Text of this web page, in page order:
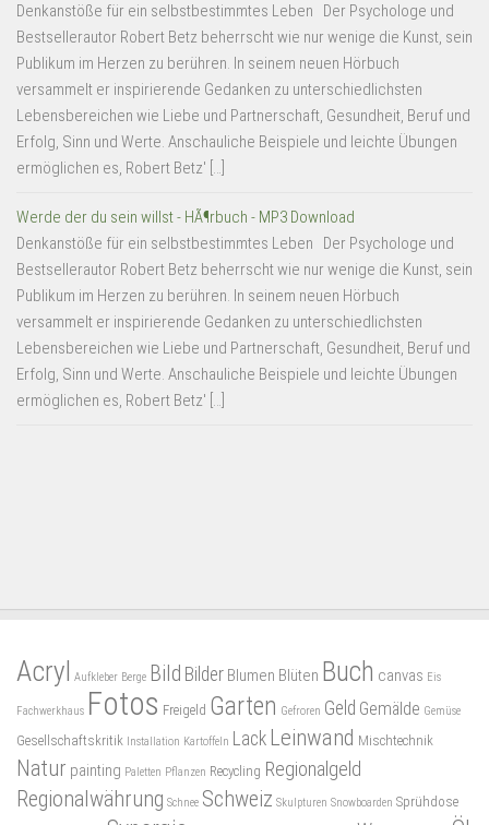
Denkanstöße für ein selbstbestimmtes Leben Der Psychologe und
Bestsellerautor Robert Betz beherrscht wie nur wenige die Kunst, sein
Publikum im Herzen zu berühren. In seinem neuen Hörbuch
versammelt er inspirierende Gedanken zu unterschiedlichsten
Lebensbereichen wie Liebe und Partnerschaft, Gesundheit, Beruf und
Erfolg, Sinn und Werte. Anschauliche Beispiele und leichte Übungen
ermöglichen es, Robert Betz' […]
Werde der du sein willst - HÃ¶rbuch - MP3 Download
Denkanstöße für ein selbstbestimmtes Leben Der Psychologe und
Bestsellerautor Robert Betz beherrscht wie nur wenige die Kunst, sein
Publikum im Herzen zu berühren. In seinem neuen Hörbuch
versammelt er inspirierende Gedanken zu unterschiedlichsten
Lebensbereichen wie Liebe und Partnerschaft, Gesundheit, Beruf und
Erfolg, Sinn und Werte. Anschauliche Beispiele und leichte Übungen
ermöglichen es, Robert Betz' […]
Acryl Aufkleber Berge Bild Bilder Blumen Blüten Buch canvas Eis
Fachwerkhaus Fotos Freigeld Garten Gefroren Geld Gemälde Gemüse
Gesellschaftskritik Installation Kartoffeln Lack Leinwand Mischtechnik
Natur painting Paletten Pflanzen Recycling Regionalgeld
Regionalwährung Schnee Schweiz Skulpturen Snowboarden Sprühdose